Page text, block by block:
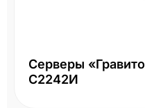
Серверы
С2242И